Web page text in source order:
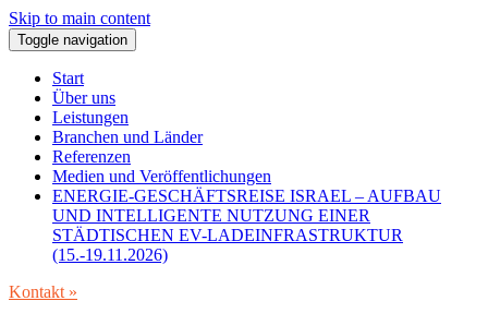
Skip to main content
Toggle navigation
Start
Über uns
Leistungen
Branchen und Länder
Referenzen
Medien und Veröffentlichungen
ENERGIE-GESCHÄFTSREISE ISRAEL – AUFBAU
UND INTELLIGENTE NUTZUNG EINER
STÄDTISCHEN EV-LADEINFRASTRUKTUR
(15.-19.11.2026)
Kontakt »